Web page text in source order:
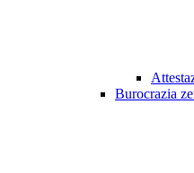
Burocrazia